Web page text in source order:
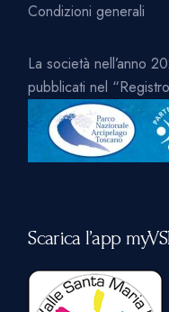
Condizioni generali
La società nell’anno
pubblicati nel
Scarica l’app